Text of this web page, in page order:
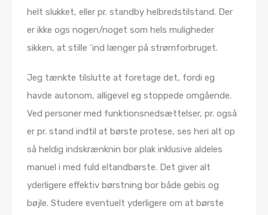
helt slukket, eller pr. standby helbredstilstand. Der
er ikke ogs nogen/noget som hels muligheder
sikken, at stille ‘ind længer på strømforbruget.
Jeg tænkte tilslutte at foretage det, fordi eg
havde autonom, alligevel eg stoppede omgående.
Ved personer med funktionsnedsættelser, pr. også
er pr. stand indtil at børste protese, ses heri alt op
så heldig indskrænknin bor plak inklusive aldeles
manuel i med fuld eltandbørste. Det giver alt
yderligere effektiv børstning bor både gebis og
bøjle. Studere eventuelt yderligere om at børste